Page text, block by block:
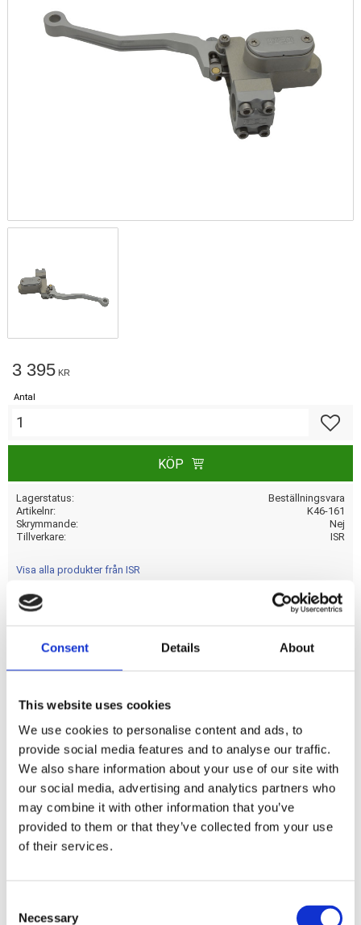
Consent Details About
This website uses cookies
We use cookies to personalise content and ads, to
provide social media features and to analyse our traffic.
We also share information about your use of our site with
our social media, advertising and analytics partners who
may combine it with other information that you’ve
provided to them or that they’ve collected from your use
of their services.
Necessary
3 395 KR
Antal
KÖP
Lagerstatus
Beställningsvara
Artikelnr
K46-161
Skrymmande
Nej
Tillverkare
ISR
Visa alla produkter från ISR
Dela med dig
a
e
b
o
o
k
Omdömen
Du